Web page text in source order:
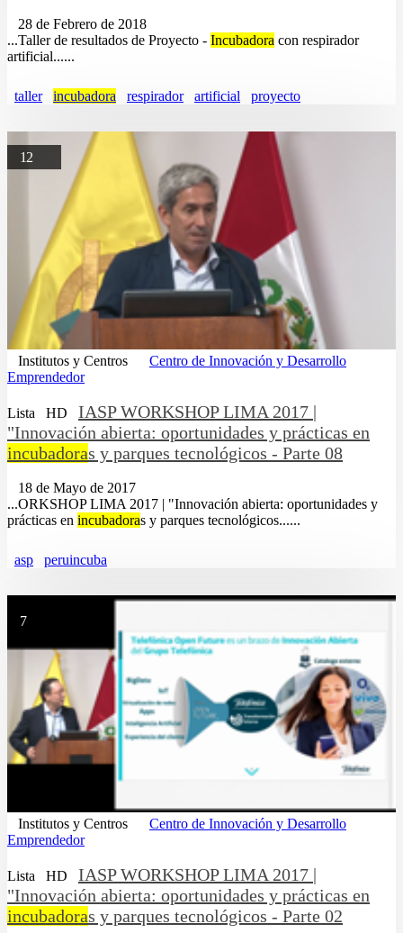
28 de Febrero de 2018
...Taller de resultados de Proyecto - Incubadora con respirador
artificial......
taller incubadora respirador artificial proyecto
12
Institutos y Centros
Centro de Innovación y Desarrollo
Emprendedor
Lista HD
IASP WORKSHOP LIMA 2017 |
"Innovación abierta: oportunidades y prácticas en
incubadoras y parques tecnológicos - Parte 08
18 de Mayo de 2017
...ORKSHOP LIMA 2017 | "Innovación abierta: oportunidades y
prácticas en incubadoras y parques tecnológicos......
asp peruincuba
7
Institutos y Centros
Centro de Innovación y Desarrollo
Emprendedor
Lista HD
IASP WORKSHOP LIMA 2017 |
"Innovación abierta: oportunidades y prácticas en
incubadoras y parques tecnológicos - Parte 02